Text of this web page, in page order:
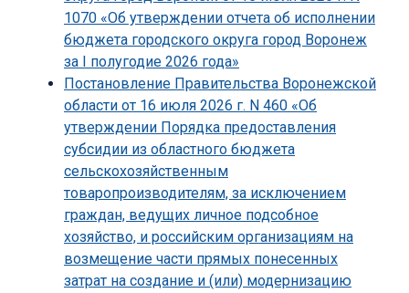
1070 «Об утверждении отчета об исполнении
бюджета городского округа город Воронеж
за I полугодие 2026 года»
Постановление Правительства Воронежской
области от 16 июля 2026 г. N 460 «Об
утверждении Порядка предоставления
субсидии из областного бюджета
сельскохозяйственным
товаропроизводителям, за исключением
граждан, ведущих личное подсобное
хозяйство, и российским организациям на
возмещение части прямых понесенных
затрат на создание и (или) модернизацию